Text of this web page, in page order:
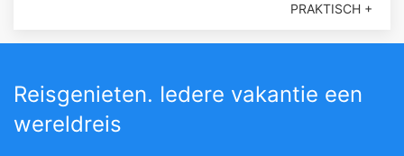
PRAKTISCH +
Reisgenieten. Iedere vakantie een
wereldreis